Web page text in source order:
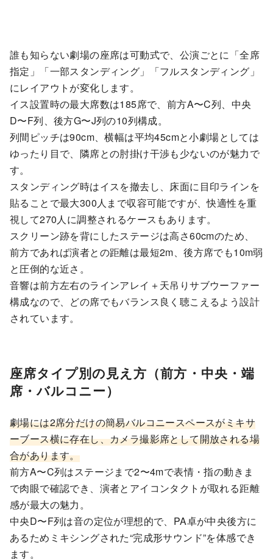
誰も知らない劇場の座席は可動式で、公演ごとに「全席
指定」「一部スタンディング」「フルスタンディング」
にレイアウトが変化します。
イス設置時の最大席数は185席で、前方A〜C列、中央
D〜F列、後方G〜J列の10列構成。
列間ピッチは90cm、横幅は平均45cmと小劇場としては
ゆったり目で、隣席との肘掛け干渉も少ないのが魅力で
す。
スタンディング時はイスを撤去し、床面に目印ラインを
貼ることで最大300人まで収容可能ですが、快適性を重
視して270人に調整されるケースもあります。
スクリーン跡を背にしたステージは高さ60cmのため、
前方であれば演者との距離は最短2m、後方席でも10m弱
と圧倒的な近さ。
音響は前方左右のラインアレイ＋天吊りサブウーファー
構成なので、どの席でもバランス良く聴こえるよう設計
されています。
座席タイプ別の見え方（前方・中央・端
席・バルコニー）
劇場には2席分だけの簡易バルコニースペースがミキサ
ーブース横に存在し、カメラ撮影席として開放される場
合があります。
前方A〜C列はステージまで2〜4mで表情・指の動きま
で肉眼で確認でき、演者とアイコンタクトが取れる距離
感が最大の魅力。
中央D〜F列は音の定位が理想的で、PA卓が中央後方に
あるためミキシングされた“完成形サウンド”を体感でき
ます。